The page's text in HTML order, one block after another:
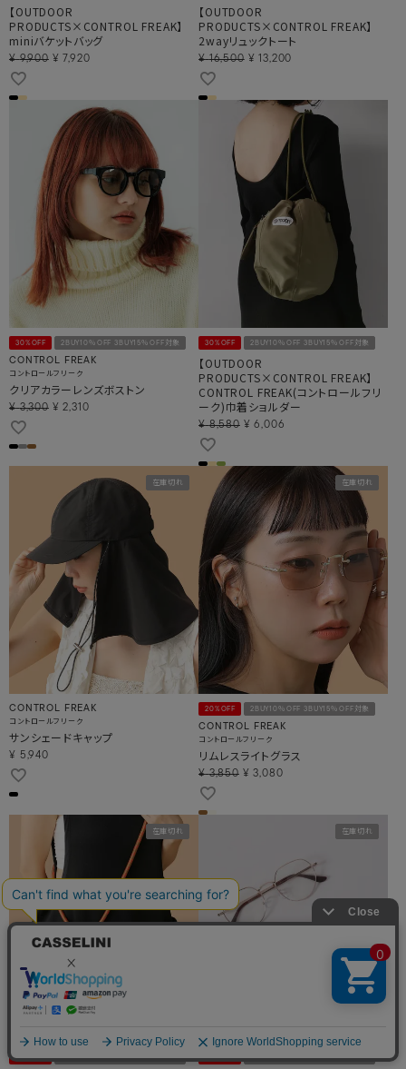
【OUTDOOR
PRODUCTS×CONTROL FREAK】
miniバケットバッグ
¥ 9,900 ¥ 7,920
【OUTDOOR
PRODUCTS×CONTROL FREAK】
2wayリュックトート
¥ 16,500 ¥ 13,200
30%OFF 2BUY10％OFF 3BUY15％OFF対象
CONTROL FREAK
コントロールフリーク
クリアカラーレンズボストン
¥ 3,300 ¥ 2,310
30%OFF 2BUY10％OFF 3BUY15％OFF対象
【OUTDOOR
PRODUCTS×CONTROL FREAK】
CONTROL FREAK(コントロールフリ
ーク)巾着ショルダー
¥ 8,580 ¥ 6,006
CONTROL FREAK
コントロールフリーク
サンシェードキャップ
¥ 5,940
在庫切れ
20%OFF 2BUY10％OFF 3BUY15％OFF対象
CONTROL FREAK
コントロールフリーク
リムレスライトグラス
¥ 3,850 ¥ 3,080
在庫切れ
40%OFF 2BUY10％OFF 3BUY15％OFF対象
在庫切れ
30%OFF 2BUY10％OFF 3BUY15％OFF対象
在庫切れ